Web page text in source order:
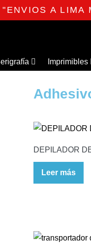
"ENVIOS A LIMA
Imprimibles
DEPILADOR
Leer más